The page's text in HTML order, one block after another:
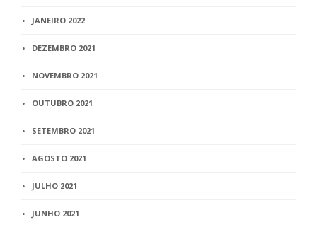
JANEIRO 2022
DEZEMBRO 2021
NOVEMBRO 2021
OUTUBRO 2021
SETEMBRO 2021
AGOSTO 2021
JULHO 2021
JUNHO 2021